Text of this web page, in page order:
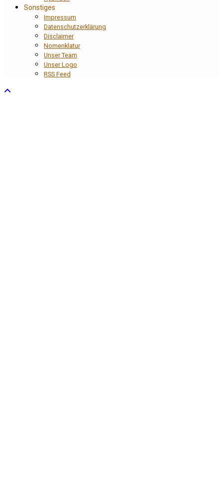
Sonstiges
Impressum
Datenschutzerklärung
Disclaimer
Nomenklatur
Unser Team
Unser Logo
RSS Feed